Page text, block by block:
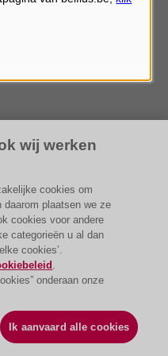
wij werken
cookies om
plaatsen we ze
cookies voor andere
categorieën u al dan
cookies’.
.
onderaan onze
Ik aanvaard alle cookies